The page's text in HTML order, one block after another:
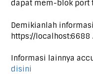
dapat mem-blok port
Demikianlah
https://localhost:6688
Informasi lainnya
disini